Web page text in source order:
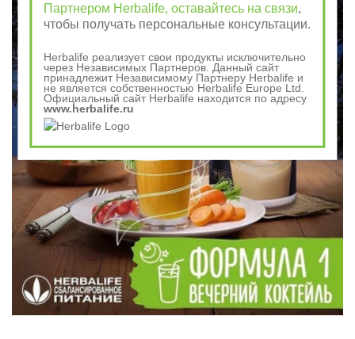
Партнером Herbalife, оставайтесь на связи,
чтобы получать персональные консультации.
Herbalife реализует свои продукты исключительно
через Независимых Партнеров. Данный сайт
принадлежит Независимому Партнеру Herbalife и
не является собственностью Herbalife Europe Ltd.
Официальный сайт Herbalife находится по адресу
www.herbalife.ru